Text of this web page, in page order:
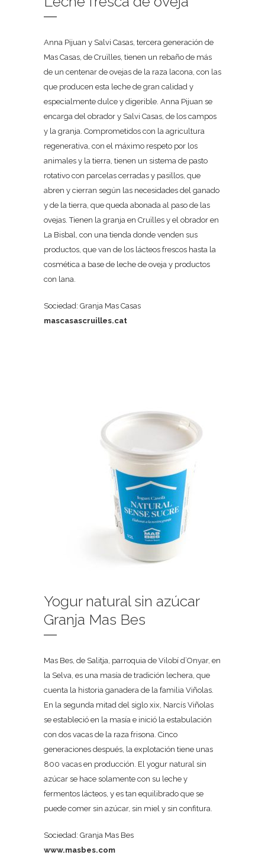
Anna Pijuan y Salvi Casas, tercera generación de
Mas Casas, de Cruïlles, tienen un rebaño de más
de un centenar de ovejas de la raza lacona, con las
que producen esta leche de gran calidad y
especialmente dulce y digerible. Anna Pijuan se
encarga del obrador y Salvi Casas, de los campos
y la granja. Comprometidos con la agricultura
regenerativa, con el máximo respeto por los
animales y la tierra, tienen un sistema de pasto
rotativo con parcelas cerradas y pasillos, que
abren y cierran según las necesidades del ganado
y de la tierra, que queda abonada al paso de las
ovejas. Tienen la granja en Cruïlles y el obrador en
La Bisbal, con una tienda donde venden sus
productos, que van de los lácteos frescos hasta la
cosmética a base de leche de oveja y productos
con lana.
Sociedad: Granja Mas Casas
mascasascruilles.cat
Yogur natural sin azúcar
Granja Mas Bes
Mas Bes, de Salitja, parroquia de Vilobí d’Onyar, en
la Selva, es una masía de tradición lechera, que
cuenta la historia ganadera de la familia Viñolas.
En la segunda mitad del siglo xix, Narcís Viñolas
se estableció en la masía e inició la estabulación
con dos vacas de la raza frisona. Cinco
generaciones después, la explotación tiene unas
800 vacas en producción. El yogur natural sin
azúcar se hace solamente con su leche y
fermentos lácteos, y es tan equilibrado que se
puede comer sin azúcar, sin miel y sin confitura.
Sociedad: Granja Mas Bes
www.masbes.com